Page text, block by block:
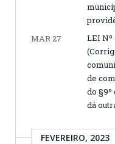
MAR 27
LEI Nº
de
do §9º
dá
FEVEREIRO, 2023